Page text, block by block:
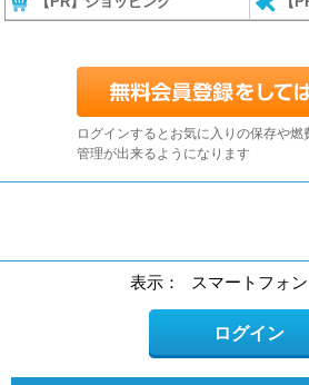
ログインするとお気に入りの保存や燃
管理が出来るようになります
表示： スマートフォン
ログイン